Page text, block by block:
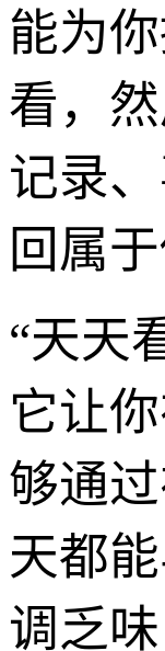
能为
看，
记录
回属
“天天
它让
够通
天都
调乏